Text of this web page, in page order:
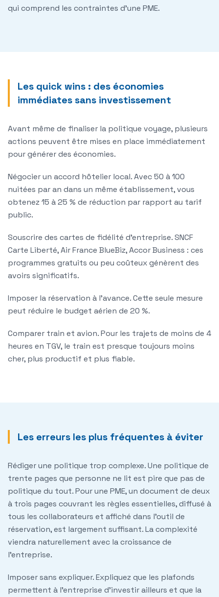
qui comprend les contraintes d'une PME.
Les quick wins : des économies
immédiates sans investissement
Avant même de finaliser la politique voyage, plusieurs
actions peuvent être mises en place immédiatement
pour générer des économies.
Négocier un accord hôtelier local.Avec 50 à 100
nuitées par an dans un même établissement, vous
obtenez 15 à 25 % de réduction par rapport au tarif
public.
Souscrire des cartes de fidélité d'entreprise.SNCF
Carte Liberté, Air France BlueBiz, Accor Business : ces
programmes gratuits ou peu coûteux génèrent des
avoirs significatifs.
Imposer la réservation à l'avance.Cette seule mesure
peut réduire le budget aérien de 20 %.
Comparer train et avion.Pour les trajets de moins de 4
heures en TGV, le train est presque toujours moins
cher, plus productif et plus fiable.
Les erreurs les plus fréquentes à éviter
Rédiger une politique trop complexe.Une politique de
trente pages que personne ne lit est pire que pas de
politique du tout. Pour une PME, un document de deux
à trois pages couvrant les règles essentielles, diffusé à
tous les collaborateurs et affiché dans l'outil de
réservation, est largement suffisant. La complexité
viendra naturellement avec la croissance de
l'entreprise.
Imposer sans expliquer.Expliquez que les plafonds
permettent à l'entreprise d'investir ailleurs et que la